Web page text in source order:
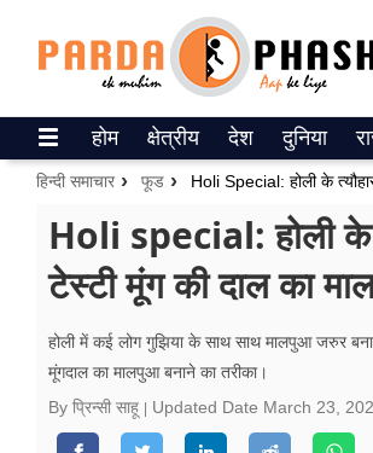
ePaper
वेब स्टोरीज
उत्तर प्रदेश
गैलरी
वीडियो
रिलेशनशिप
होम क्षेत्रीय देश दुनिया
हिन्दी समाचार फूड
Holi special: होली के
टेस्टी मूंग की दाल का
होली में कई लोग गुझिया के साथ साथ मालपुआ जरुर
मूंगदाल का मालपुआ बनाने का तरीका।
By प्रिन्सी साहू
Updated Date March 23,